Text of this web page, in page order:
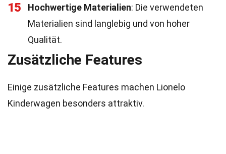
15 Hochwertige Materialien: Die verwendeten
Materialien sind langlebig und von hoher
Qualität.
Zusätzliche Features
Einige zusätzliche Features machen Lionelo
Kinderwagen besonders attraktiv.